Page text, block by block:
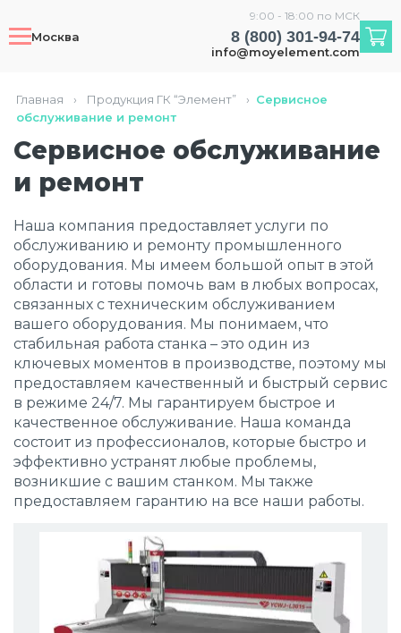
Москва
9:00 - 18:00 по МСК
8 (800) 301-94-74
info@moyelement.com
Главная › Продукция ГК “Элемент” › Сервисное
обслуживание и ремонт
Сервисное обслуживание
и ремонт
Наша компания предоставляет услуги по
обслуживанию и ремонту промышленного
оборудования. Мы имеем большой опыт в этой
области и готовы помочь вам в любых вопросах,
связанных с техническим обслуживанием
вашего оборудования. Мы понимаем, что
стабильная работа станка – это один из
ключевых моментов в производстве, поэтому мы
предоставляем качественный и быстрый сервис
в режиме 24/7. Мы гарантируем быстрое и
качественное обслуживание. Наша команда
состоит из профессионалов, которые быстро и
эффективно устранят любые проблемы,
возникшие с вашим станком. Мы также
предоставляем гарантию на все наши работы.